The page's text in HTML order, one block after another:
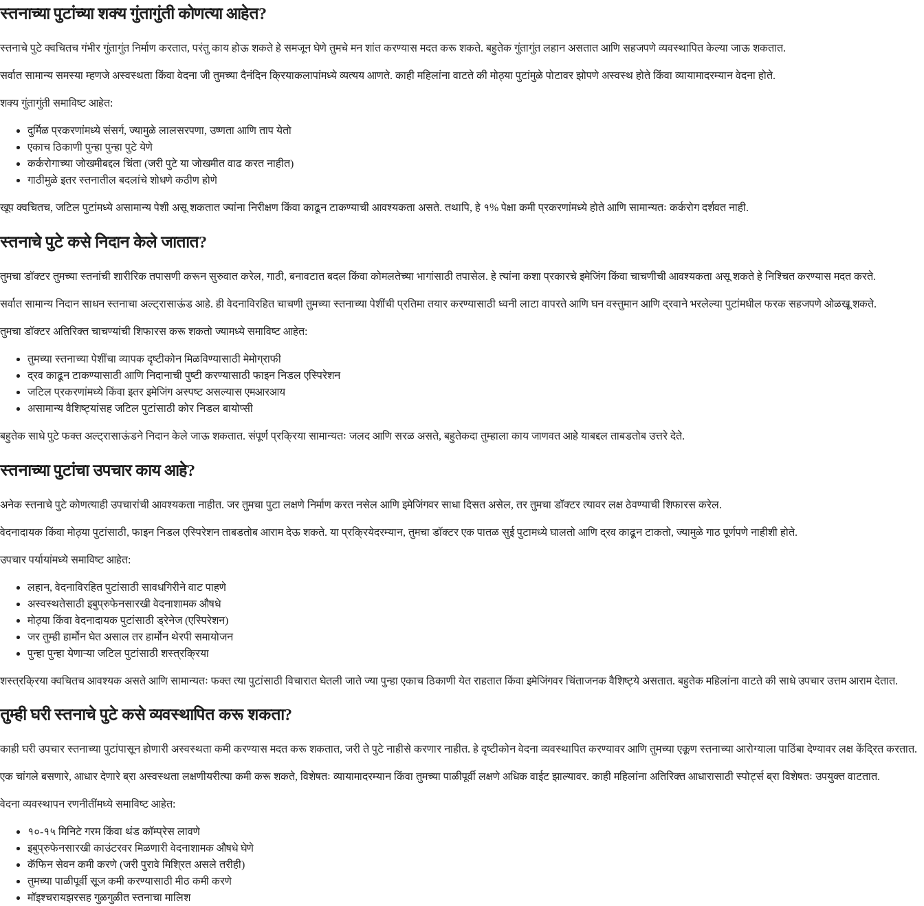
स्तनाच्या पुटांच्या शक्य गुंतागुंती कोणत्या आहेत?
स्तनाचे पुटे क्वचितच गंभीर गुंतागुंत निर्माण करतात, परंतु काय होऊ शकते हे समजून घेणे तुमचे मन शांत करण्यास मदत करू शकते. बहुतेक गुंतागुंत लहान असतात आणि सहजपणे व्यवस्थापित केल्या जाऊ शकतात.
सर्वात सामान्य समस्या म्हणजे अस्वस्थता किंवा वेदना जी तुमच्या दैनंदिन क्रियाकलापांमध्ये व्यत्यय आणते. काही महिलांना वाटते की मोठ्या पुटांमुळे पोटावर झोपणे अस्वस्थ होते किंवा व्यायामादरम्यान वेदना होते.
शक्य गुंतागुंती समाविष्ट आहेत:
दुर्मिळ प्रकरणांमध्ये संसर्ग, ज्यामुळे लालसरपणा, उष्णता आणि ताप येतो
एकाच ठिकाणी पुन्हा पुन्हा पुटे येणे
कर्करोगाच्या जोखमीबद्दल चिंता (जरी पुटे या जोखमीत वाढ करत नाहीत)
गाठीमुळे इतर स्तनातील बदलांचे शोधणे कठीण होणे
खूप क्वचितच, जटिल पुटांमध्ये असामान्य पेशी असू शकतात ज्यांना निरीक्षण किंवा काढून टाकण्याची आवश्यकता असते. तथापि, हे १% पेक्षा कमी प्रकरणांमध्ये होते आणि सामान्यतः कर्करोग दर्शवत नाही.
स्तनाचे पुटे कसे निदान केले जातात?
तुमचा डॉक्टर तुमच्या स्तनांची शारीरिक तपासणी करून सुरुवात करेल, गाठी, बनावटात बदल किंवा कोमलतेच्या भागांसाठी तपासेल. हे त्यांना कशा प्रकारचे इमेजिंग किंवा चाचणीची आवश्यकता असू शकते हे निश्चित करण्यास मदत करते.
सर्वात सामान्य निदान साधन स्तनाचा अल्ट्रासाऊंड आहे. ही वेदनाविरहित चाचणी तुमच्या स्तनाच्या पेशींची प्रतिमा तयार करण्यासाठी ध्वनी लाटा वापरते आणि घन वस्तुमान आणि द्रवाने भरलेल्या पुटांमधील फरक सहजपणे ओळखू शकते.
तुमचा डॉक्टर अतिरिक्त चाचण्यांची शिफारस करू शकतो ज्यामध्ये समाविष्ट आहेत:
तुमच्या स्तनाच्या पेशींचा व्यापक दृष्टीकोन मिळविण्यासाठी मेमोग्राफी
द्रव काढून टाकण्यासाठी आणि निदानाची पुष्टी करण्यासाठी फाइन निडल एस्पिरेशन
जटिल प्रकरणांमध्ये किंवा इतर इमेजिंग अस्पष्ट असल्यास एमआरआय
असामान्य वैशिष्ट्यांसह जटिल पुटांसाठी कोर निडल बायोप्सी
बहुतेक साधे पुटे फक्त अल्ट्रासाऊंडने निदान केले जाऊ शकतात. संपूर्ण प्रक्रिया सामान्यतः जलद आणि सरळ असते, बहुतेकदा तुम्हाला काय जाणवत आहे याबद्दल ताबडतोब उत्तरे देते.
स्तनाच्या पुटांचा उपचार काय आहे?
अनेक स्तनाचे पुटे कोणत्याही उपचारांची आवश्यकता नाहीत. जर तुमचा पुटा लक्षणे निर्माण करत नसेल आणि इमेजिंगवर साधा दिसत असेल, तर तुमचा डॉक्टर त्यावर लक्ष ठेवण्याची शिफारस करेल.
वेदनादायक किंवा मोठ्या पुटांसाठी, फाइन निडल एस्पिरेशन ताबडतोब आराम देऊ शकते. या प्रक्रियेदरम्यान, तुमचा डॉक्टर एक पातळ सुई पुटामध्ये घालतो आणि द्रव काढून टाकतो, ज्यामुळे गाठ पूर्णपणे नाहीशी होते.
उपचार पर्यायांमध्ये समाविष्ट आहेत:
लहान, वेदनाविरहित पुटांसाठी सावधगिरीने वाट पाहणे
अस्वस्थतेसाठी इबुप्रुफेनसारखी वेदनाशामक औषधे
मोठ्या किंवा वेदनादायक पुटांसाठी ड्रेनेज (एस्पिरेशन)
जर तुम्ही हार्मोन घेत असाल तर हार्मोन थेरपी समायोजन
पुन्हा पुन्हा येणाऱ्या जटिल पुटांसाठी शस्त्रक्रिया
शस्त्रक्रिया क्वचितच आवश्यक असते आणि सामान्यतः फक्त त्या पुटांसाठी विचारात घेतली जाते ज्या पुन्हा एकाच ठिकाणी येत राहतात किंवा इमेजिंगवर चिंताजनक वैशिष्ट्ये असतात. बहुतेक महिलांना वाटते की साधे उपचार उत्तम आराम देतात.
तुम्ही घरी स्तनाचे पुटे कसे व्यवस्थापित करू शकता?
काही घरी उपचार स्तनाच्या पुटांपासून होणारी अस्वस्थता कमी करण्यास मदत करू शकतात, जरी ते पुटे नाहीसे करणार नाहीत. हे दृष्टीकोन वेदना व्यवस्थापित करण्यावर आणि तुमच्या एकूण स्तनाच्या आरोग्याला पाठिंबा देण्यावर लक्ष केंद्रित करतात.
एक चांगले बसणारे, आधार देणारे ब्रा अस्वस्थता लक्षणीयरीत्या कमी करू शकते, विशेषतः व्यायामादरम्यान किंवा तुमच्या पाळीपूर्वी लक्षणे अधिक वाईट झाल्यावर. काही महिलांना अतिरिक्त आधारासाठी स्पोर्ट्स ब्रा विशेषतः उपयुक्त वाटतात.
वेदना व्यवस्थापन रणनीतींमध्ये समाविष्ट आहेत:
१०-१५ मिनिटे गरम किंवा थंड कॉम्प्रेस लावणे
इबुप्रुफेनसारखी काउंटरवर मिळणारी वेदनाशामक औषधे घेणे
कॅफिन सेवन कमी करणे (जरी पुरावे मिश्रित असले तरीही)
तुमच्या पाळीपूर्वी सूज कमी करण्यासाठी मीठ कमी करणे
मॉइश्चरायझरसह गुळगुळीत स्तनाचा मालिश